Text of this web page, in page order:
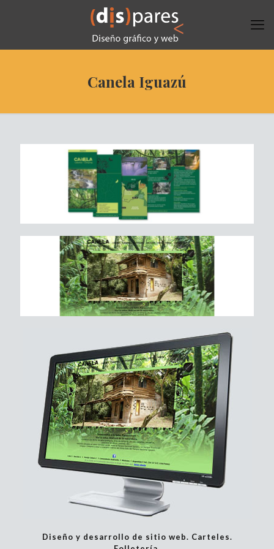
Canela Iguazú
Diseño y desarrollo de sitio web. Carteles.